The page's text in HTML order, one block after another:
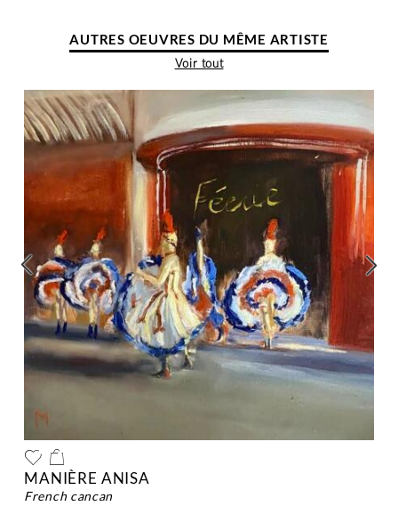
AUTRES OEUVRES DU MÊME ARTISTE
Voir tout
MANIÈRE ANISA
french cancan